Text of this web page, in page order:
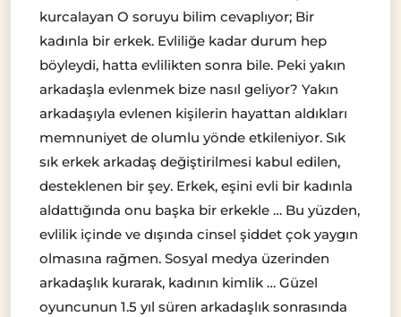
kurcalayan O soruyu bilim cevaplıyor; Bir
kadınla bir erkek. Evliliğe kadar durum hep
böyleydi, hatta evlilikten sonra bile. Peki yakın
arkadaşla evlenmek bize nasıl geliyor? Yakın
arkadaşıyla evlenen kişilerin hayattan aldıkları
memnuniyet de olumlu yönde etkileniyor. Sık
sık erkek arkadaş değiştirilmesi kabul edilen,
desteklenen bir şey. Erkek, eşini evli bir kadınla
aldattığında onu başka bir erkekle … Bu yüzden,
evlilik içinde ve dışında cinsel şiddet çok yaygın
olmasına rağmen. Sosyal medya üzerinden
arkadaşlık kurarak, kadının kimlik … Güzel
oyuncunun 1.5 yıl süren arkadaşlık sonrasında